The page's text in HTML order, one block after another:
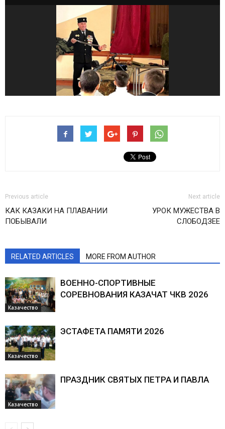
Previous article
КАК КАЗАКИ НА ПЛАВАНИИ
ПОБЫВАЛИ
Next article
УРОК МУЖЕСТВА В
СЛОБОДЗЕЕ
RELATED ARTICLES MORE FROM AUTHOR
Казачество
ВОЕННО-СПОРТИВНЫЕ
СОРЕВНОВАНИЯ КАЗАЧАТ ЧКВ 2026
Казачество
ЭСТАФЕТА ПАМЯТИ 2026
Казачество
ПРАЗДНИК СВЯТЫХ ПЕТРА И ПАВЛА